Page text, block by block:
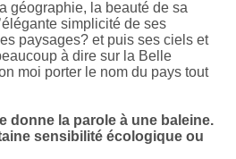
géographie, la beauté de sa
simplicité de ses
paysages? et puis ses ciels et
à dire sur la Belle
moi porter le nom du pays tout
donne la parole à une baleine.
sensibilité écologique ou